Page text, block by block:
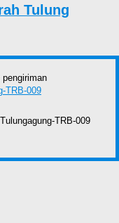
Tulung
TRB-009